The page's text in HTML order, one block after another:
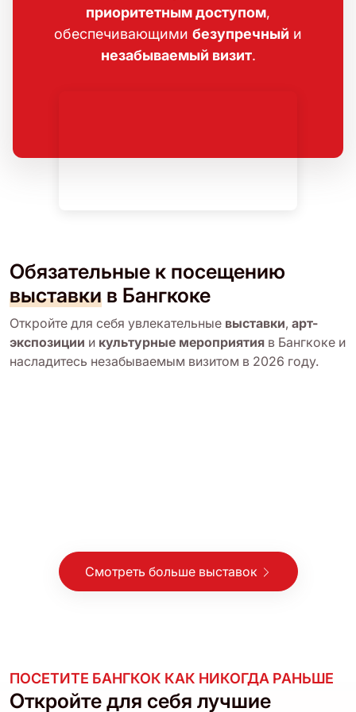
приоритетным доступом,
обеспечивающими безупречный и
незабываемый визит.
Обязательные к посещению
выставки в Бангкоке
Откройте для себя увлекательные выставки, арт-
экспозиции и культурные мероприятия в Бангкоке и
насладитесь незабываемым визитом в 2026 году.
Смотреть больше выставок
ПОСЕТИТЕ БАНГКОК КАК НИКОГДА РАНЬШЕ
Откройте для себя лучшие